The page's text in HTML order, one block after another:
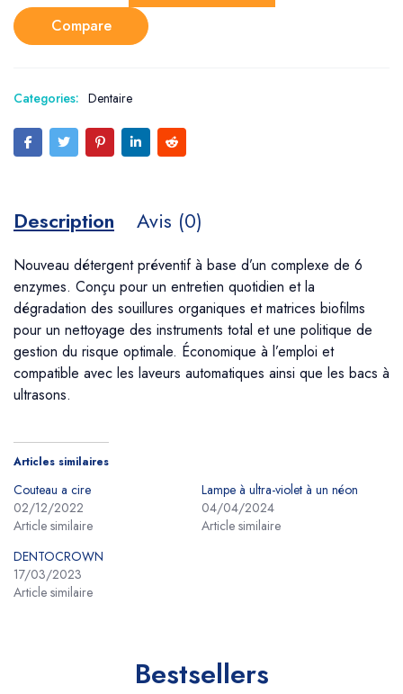
Compare
Categories: Dentaire
Description Avis (0)
Nouveau détergent préventif à base d’un complexe de 6
enzymes. Conçu pour un entretien quotidien et la
dégradation des souillures organiques et matrices biofilms
pour un nettoyage des instruments total et une politique de
gestion du risque optimale. Économique à l’emploi et
compatible avec les laveurs automatiques ainsi que les bacs à
ultrasons.
Articles similaires
Couteau a cire
02/12/2022
Article similaire
Lampe à ultra-violet à un néon
04/04/2024
Article similaire
DENTOCROWN
17/03/2023
Article similaire
Bestsellers